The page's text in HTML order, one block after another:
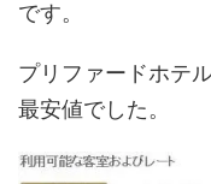
です。
プリファードホテ
最安値でした。